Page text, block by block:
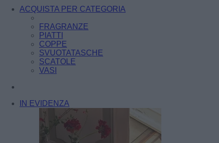
ACQUISTA PER CATEGORIA
FRAGRANZE
PIATTI
COPPE
SVUOTATASCHE
SCATOLE
VASI
IN EVIDENZA